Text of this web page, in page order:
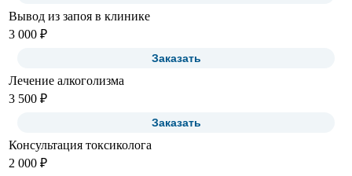
Вывод из запоя в клинике
3 000 ₽
Заказать
Лечение алкоголизма
3 500 ₽
Заказать
Консультация токсиколога
2 000 ₽